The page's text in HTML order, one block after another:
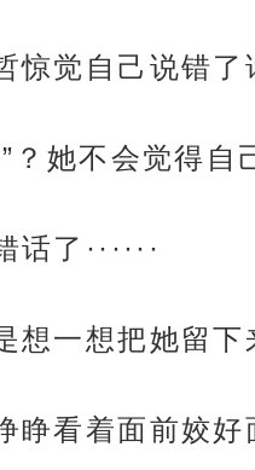
惊觉自己说错了
？她不会觉得
了······
想一想把她留
睁看着面前姣